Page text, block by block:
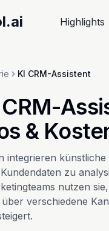
Highlights
KI CRM-Assistent
&
integrieren
zu
nutzen
verschiedene